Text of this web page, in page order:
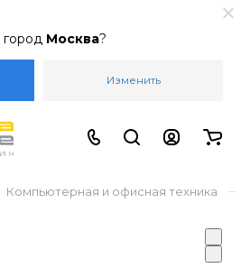
Москва?
Изменить
Компьютерная и офисная техника –